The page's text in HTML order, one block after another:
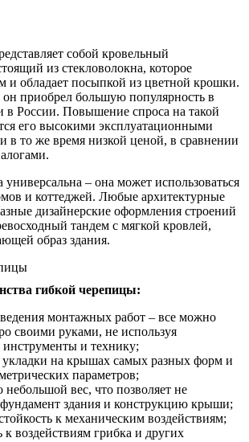
собой кровельный
из стекловолокна, которое
и обладает посыпкой из цветной крошки.
приобрел большую популярность в
в России. Повышение спроса на такой
его высокими эксплуатационными
в то же время низкой ценой, в сравнении
– она может использоваться
и коттеджей. Любые архитектурные
дизайнерские оформления строений
тандем с мягкой кровлей,
образ здания.
гибкой черепицы:
монтажных работ – все можно
своими руками, не используя
и технику;
укладки на крышах самых разных форм и
параметров;
небольшой вес, что позволяет не
здания и конструкцию крыши;
к механическим воздействиям;
к воздействиям грибка и других